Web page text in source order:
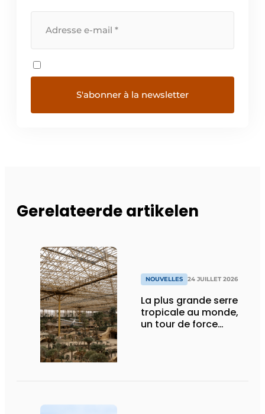
Gerelateerde artikelen
NOUVELLES 24 JUILLET 2026
La plus grande serre
tropicale au monde,
un tour de force